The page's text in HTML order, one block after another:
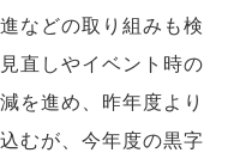
などの取り組みも検
直しやイベント時の
を進め、昨年度より
むが、今年度の黒字